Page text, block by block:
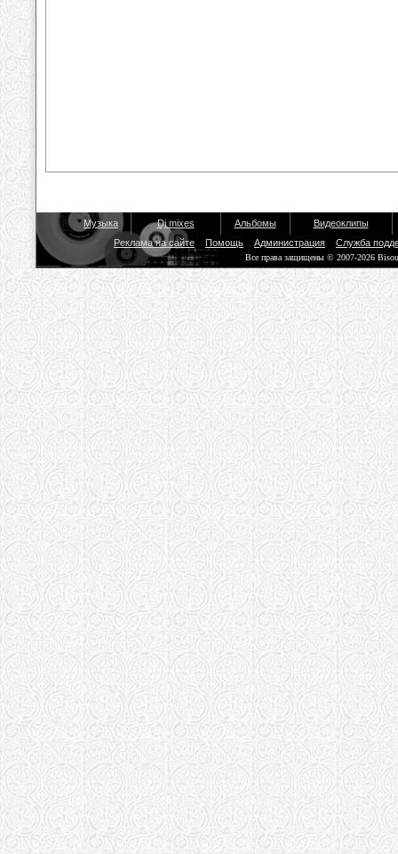
Музыка Dj mixes Альбомы
Видеоклипы
Реклама на сайте
Помощь Администрация Служба
Все права защищены © 2007-2026